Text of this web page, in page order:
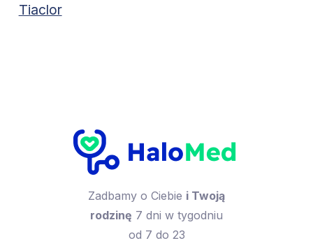
Tiaclor
Zadbamy o Ciebie i Twoją
rodzinę 7 dni w tygodniu
od 7 do 23